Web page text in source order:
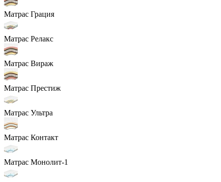
Матрас Грация
Матрас Релакс
Матрас Вираж
Матрас Престиж
Матрас Ультра
Матрас Контакт
Матрас Монолит-1